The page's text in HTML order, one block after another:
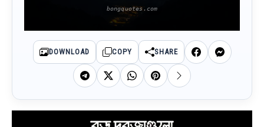
DOWNLOAD COPY SHARE